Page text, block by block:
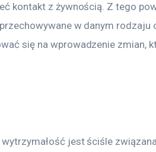
kontakt z żywnością. Z tego
w danym rodzaju
się na wprowadzenie zmian,
jest ściśle